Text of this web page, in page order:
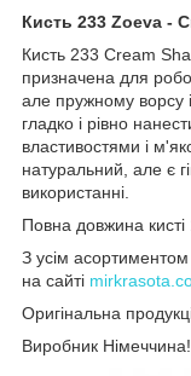
Кисть 233 Zoeva -
Кисть 233 Cream
призначена для
але пружному ворсу
гладко і рівно
властивостями і
натуральний, але є
використанні.
Повна довжина
З усім
на сайті
Оригінальна
Виробник